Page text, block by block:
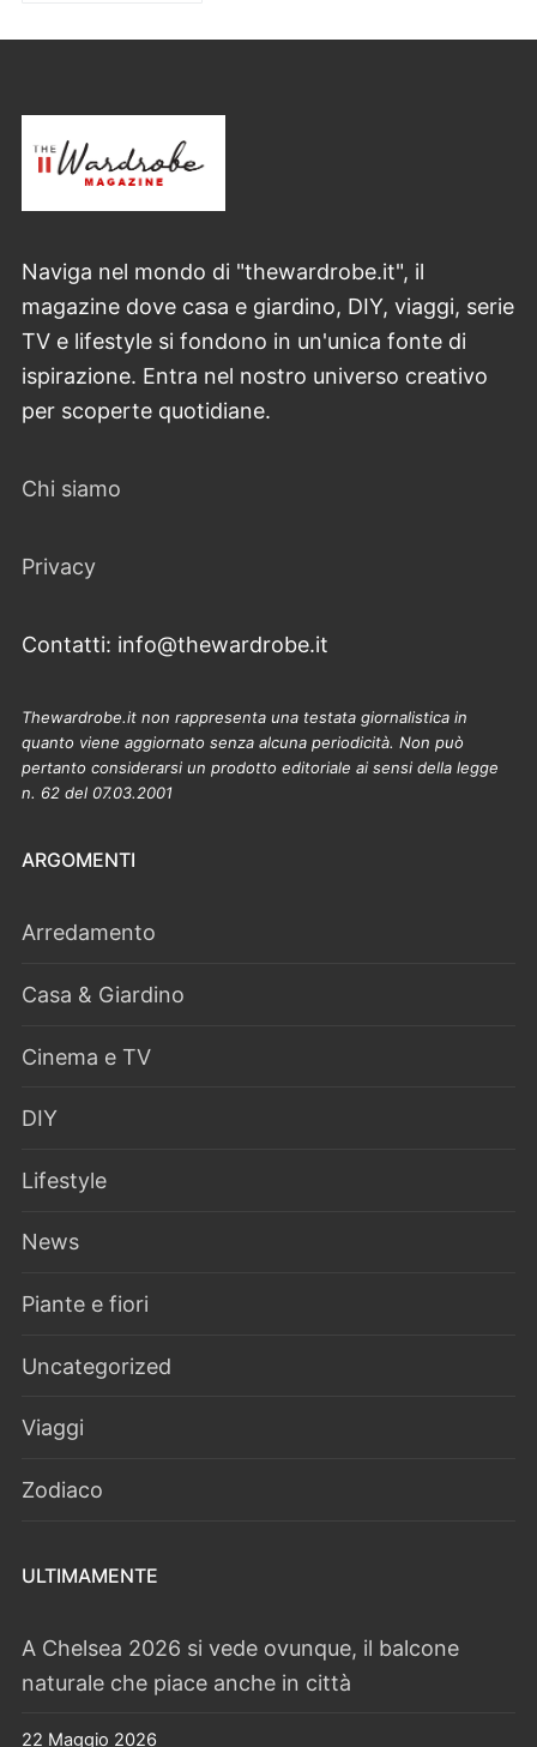
Naviga nel mondo di "thewardrobe.it", il
magazine dove casa e giardino, DIY, viaggi, serie
TV e lifestyle si fondono in un'unica fonte di
ispirazione. Entra nel nostro universo creativo
per scoperte quotidiane.
Chi siamo
Privacy
Contatti: info@thewardrobe.it
Thewardrobe.it non rappresenta una testata giornalistica in
quanto viene aggiornato senza alcuna periodicità. Non può
pertanto considerarsi un prodotto editoriale ai sensi della legge
n. 62 del 07.03.2001
ARGOMENTI
Arredamento
Casa & Giardino
Cinema e TV
DIY
Lifestyle
News
Piante e fiori
Uncategorized
Viaggi
Zodiaco
ULTIMAMENTE
A Chelsea 2026 si vede ovunque, il balcone
naturale che piace anche in città
22 Maggio 2026